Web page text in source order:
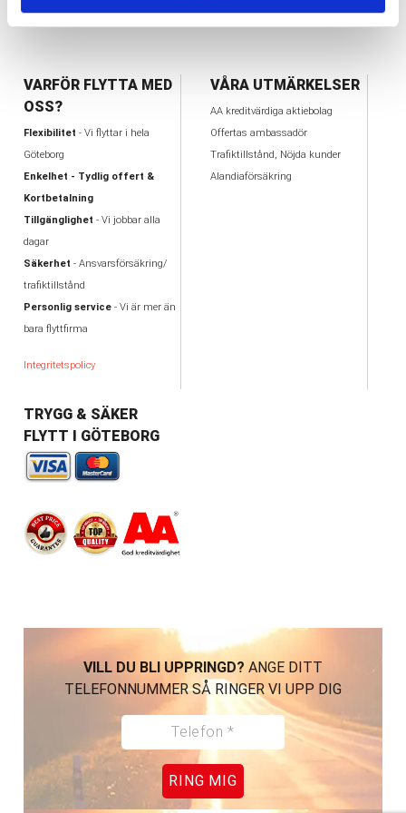
VARFÖR FLYTTA MED
OSS?
Flexibilitet - Vi flyttar i hela
Göteborg
Enkelhet - Tydlig offert &
Kortbetalning
Tillgänglighet - Vi jobbar alla
dagar
Säkerhet - Ansvarsförsäkring/
trafiktillstånd
Personlig service- Vi är mer än
bara flyttfirma
Integritetspolicy
VÅRA UTMÄRKELSER
AA kreditvärdiga aktiebolag
Offertas ambassadör
Trafiktillstånd, Nöjda kunder
Alandiaförsäkring
TRYGG & SÄKER
FLYTT I GÖTEBORG
VILL DU BLI UPPRINGD? ANGE DITT
TELEFONNUMMER SÅ RINGER VI UPP DIG
RING MIG